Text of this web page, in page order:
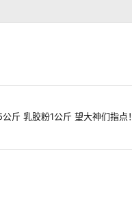
斤 乳胶粉1公斤 望大神们指点！